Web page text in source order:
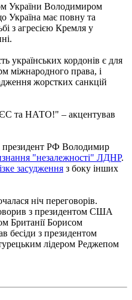
України Володимиром
Україна має повну та
з агресією Кремля у
українських кордонів є для
міжнародного права, і
жорстких санкцій
ЄС та НАТО!" – акцентував
президент РФ Володимир
"незалежності" ЛДНР.
засудження з боку інших
ніч переговорів.
з президентом США
Британії Борисом
бесіди з президентом
лідером Реджепом